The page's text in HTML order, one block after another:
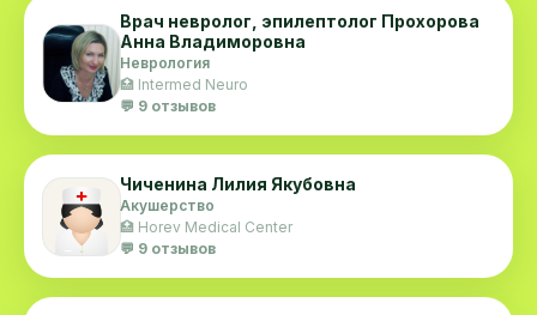
Врач невролог, эпилептолог Прохорова
Анна Владиморовна
Неврология
🏥 Intermed Neuro
💬 9 отзывов
Чиченина Лилия Якубовна
Акушерство
🏥 Horev Medical Center
💬 9 отзывов